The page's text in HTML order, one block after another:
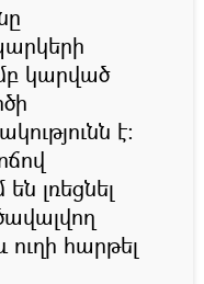
կարված
է։
լռեցնել
հարթել